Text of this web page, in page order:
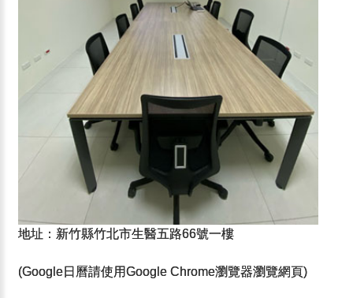
地址：新竹縣竹北市生醫五路66號一樓
(Google日曆請使用Google Chrome瀏覽器瀏覽網頁)